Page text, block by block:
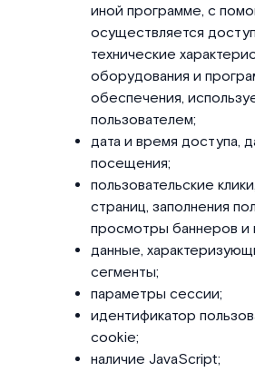
иной программе, с
осуществляется
технические
оборудования и
обеспечения,
пользователем;
дата и время доступа,
посещения;
пользовательские
страниц, заполнения
просмотры баннеров и
данные,
сегменты;
параметры сессии;
идентификатор
cookie;
наличие JavaScript;